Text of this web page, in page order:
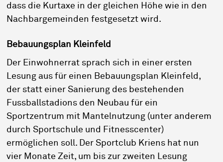
dass die Kurtaxe in der gleichen Höhe wie in den
Nachbargemeinden festgesetzt wird.
Bebauungsplan Kleinfeld
Der Einwohnerrat sprach sich in einer ersten
Lesung aus für einen Bebauungsplan Kleinfeld,
der statt einer Sanierung des bestehenden
Fussballstadions den Neubau für ein
Sportzentrum mit Mantelnutzung (unter anderem
durch Sportschule und Fitnesscenter)
ermöglichen soll. Der Sportclub Kriens hat nun
vier Monate Zeit, um bis zur zweiten Lesung